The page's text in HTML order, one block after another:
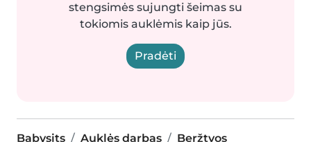
stengsimės sujungti šeimas su
tokiomis auklėmis kaip jūs.
Pradėti
Babysits Auklės darbas Beržtvos